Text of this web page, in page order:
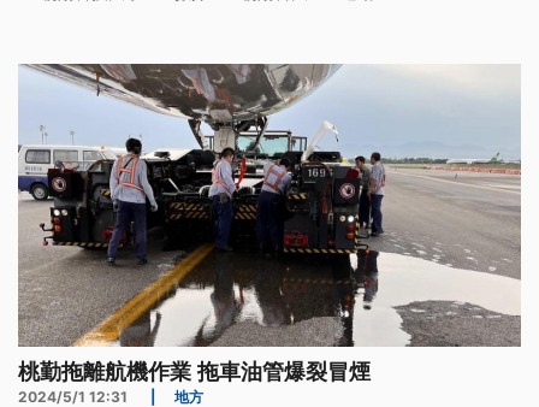
桃勤拖離航機作業 拖車油管爆裂冒煙
2024/5/1 12:31 地方